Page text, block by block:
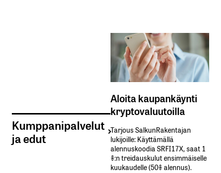
Kumppanipalvelut
ja edut
Aloita kaupankäynti
kryptovaluutoilla
Tarjous SalkunRakentajan
lukijoille: Käyttämällä​ ​
alennuskoodia​ ​SRFI17X,​ ​saat​ ​1
%:n treidauskulut​ ​ensimmäiselle​ ​
kuukaudelle​ ​(50%​ ​alennus).